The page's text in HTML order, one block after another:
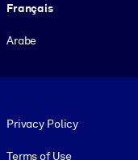
Français
Arabe
Privacy Policy
Terms of Use